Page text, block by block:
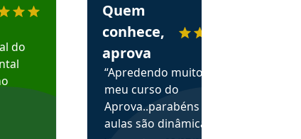
do
Quem
conhece,
aprova
“Apredendo muito no
meu curso do
Aprova..parabéns pelas
aulas são dinâmicas e